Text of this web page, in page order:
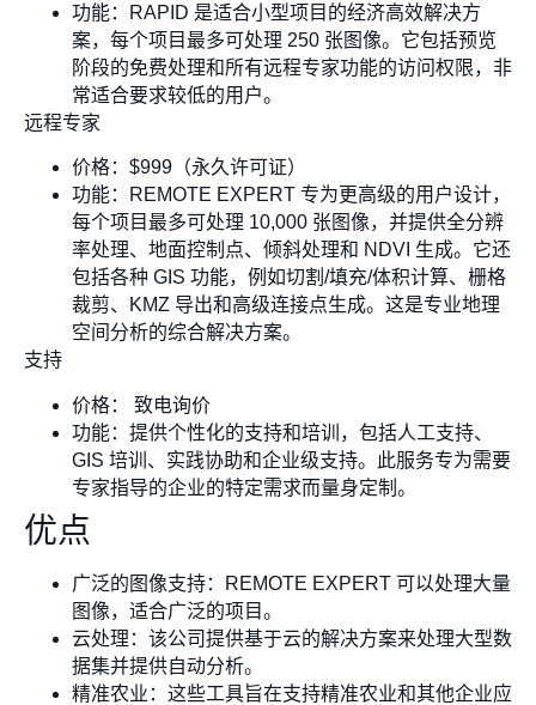
功能：RAPID 是适合小型项目的经济高效解决方
案，每个项目最多可处理 250 张图像。它包括预览
阶段的免费处理和所有远程专家功能的访问权限，非
常适合要求较低的用户。
远程专家
价格：$999（永久许可证）
功能：REMOTE EXPERT 专为更高级的用户设计，
每个项目最多可处理 10,000 张图像，并提供全分辨
率处理、地面控制点、倾斜处理和 NDVI 生成。它还
包括各种 GIS 功能，例如切割/填充/体积计算、栅格
裁剪、KMZ 导出和高级连接点生成。这是专业地理
空间分析的综合解决方案。
支持
价格： 致电询价
功能：提供个性化的支持和培训，包括人工支持、
GIS 培训、实践协助和企业级支持。此服务专为需要
专家指导的企业的特定需求而量身定制。
优点
广泛的图像支持：REMOTE EXPERT 可以处理大量
图像，适合广泛的项目。
云处理：该公司提供基于云的解决方案来处理大型数
据集并提供自动分析。
精准农业：这些工具旨在支持精准农业和其他企业应